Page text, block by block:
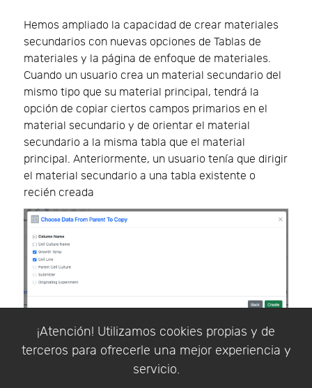
¡Atención! Utilizamos cookies propias y de
terceros para ofrecerle una mejor experiencia y
servicio.
Hemos ampliado la capacidad de crear materiales
secundarios con nuevas opciones de Tablas de
materiales y la página de enfoque de materiales.
Cuando un usuario crea un material secundario del
mismo tipo que su material principal, tendrá la
opción de copiar ciertos campos primarios en el
material secundario y de orientar el material
secundario a la misma tabla que el material
principal. Anteriormente, un usuario tenía que dirigir
el material secundario a una tabla existente o
recién creada
Cuando el usuario selecciona "Copiar datos
principales", la siguiente pantalla le permitirá elegir